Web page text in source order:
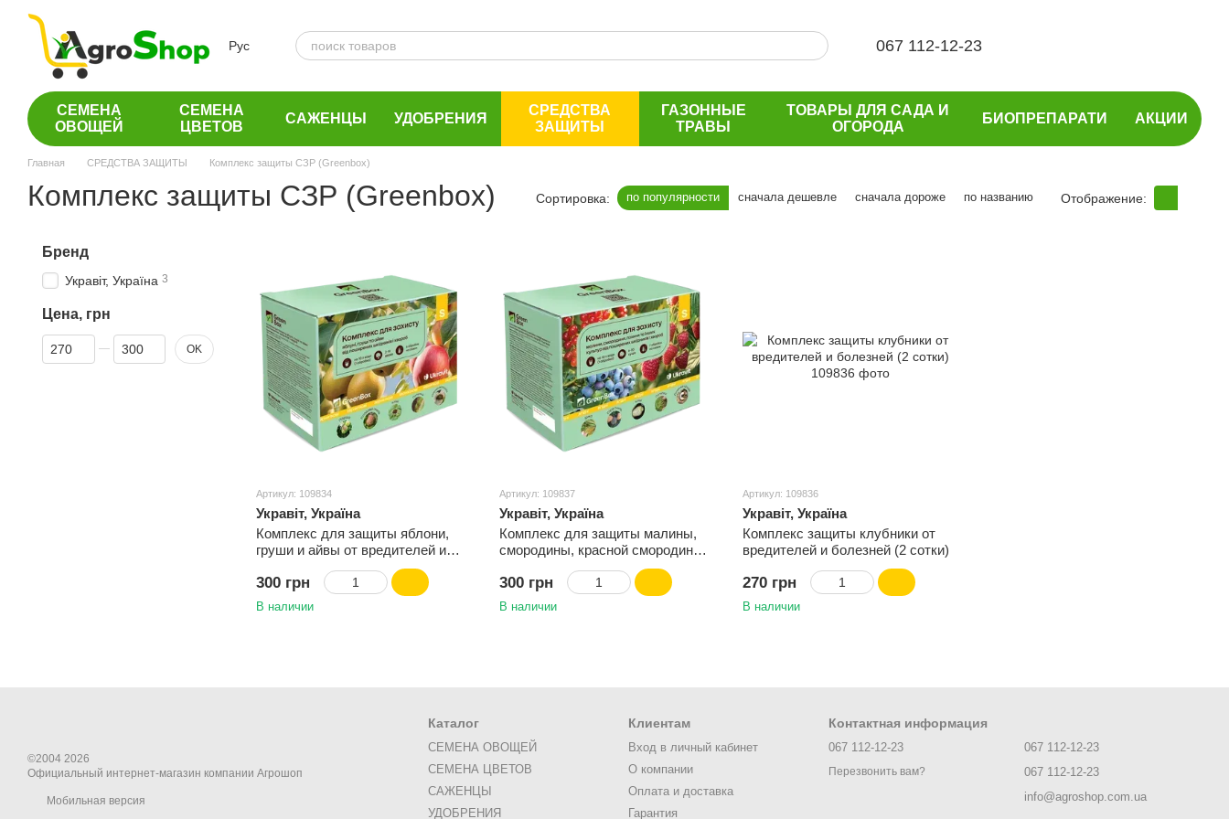
Перейти к основному контенту
Рус 067 112-12-23
СЕМЕНА
ОВОЩЕЙ
СЕМЕНА
ЦВЕТОВ
САЖЕНЦЫ УДОБРЕНИЯ
СРЕДСТВА
ЗАЩИТЫ
ГАЗОННЫЕ
ТРАВЫ
ТОВАРЫ ДЛЯ САДА И
ОГОРОДА
БИОПРЕПАРАТИ АКЦИИ
Главная СРЕДСТВА ЗАЩИТЫ Комплекс защиты СЗР (Greenbox)
Комплекс защиты СЗР (Greenbox) Сортировка: по популярности сначала дешевле сначала дороже по названию Отображение:
Артикул: 109834
Укравіт, Україна
Комплекс для защиты яблони,
груши и айвы от вредителей и
300 грн
В наличии
Артикул: 109837
Укравіт, Україна
Комплекс для защиты малины,
смородины, красной смородины,
крыжовника и голубики от
вредителей и болезней
300 грн
В наличии
Артикул: 109836
Укравіт, Україна
Комплекс защиты клубники от
вредителей и болезней (2 сотки)
270 грн
В наличии
Бренд
Укравіт, Україна 3
Цена, грн
От Цена, грн
До Цена, грн OK
©2004 2026
Официальный интернет-магазин компании Агрошоп
Мобильная версия
Каталог
СЕМЕНА ОВОЩЕЙ
СЕМЕНА ЦВЕТОВ
САЖЕНЦЫ
УДОБРЕНИЯ
Клиентам
Вход в личный кабинет
О компании
Оплата и доставка
Гарантия
Контактная информация
067 112-12-23
Перезвонить вам?
067 112-12-23
067 112-12-23
info@agroshop.com.ua